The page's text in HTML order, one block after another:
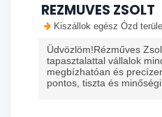
REZMUVES ZSOLT
Kiszállok egész Ózd
Üdvözlöm!Rézműves
tapasztalattal vállalok
megbízhatóan és
pontos, tiszta és